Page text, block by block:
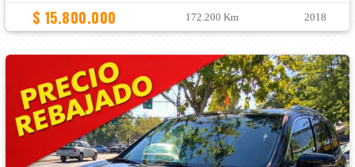
$ 15.800.000 172.200 Km 2018